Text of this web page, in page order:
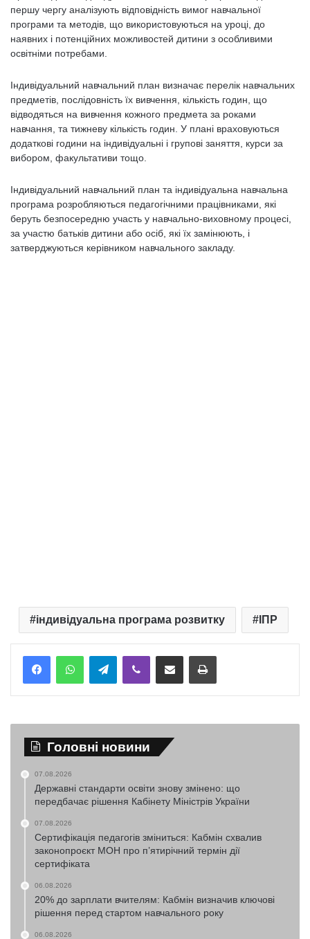
першу чергу аналізують відповідність вимог навчальної
програми та методів, що використовуються на уроці, до
наявних і потенційних можливостей дитини з особливими
освітніми потребами.
Індивідуальний навчальний план визначає перелік навчальних
предметів, послідовність їх вивчення, кількість годин, що
відводяться на вивчення кожного предмета за роками
навчання, та тижневу кількість годин. У плані враховуються
додаткові години на індивідуальні і групові заняття, курси за
вибором, факультативи тощо.
Індивідуальний навчальний план та індивідуальна навчальна
програма розробляються педагогічними працівниками, які
беруть безпосередню участь у навчально-виховному процесі,
за участю батьків дитини або осіб, які їх замінюють, і
затверджуються керівником навчального закладу.
індивідуальна програма розвитку ІПР
TelegramViber Надіслати електронною поштоюНадрукувати
Головні новини
07.08.2026
Державні стандарти освіти знову змінено: що
передбачає рішення Кабінету Міністрів України
07.08.2026
Сертифікація педагогів зміниться: Кабмін схвалив
законопроєкт МОН про п’ятирічний термін дії
сертифіката
06.08.2026
20% до зарплати вчителям: Кабмін визначив ключові
рішення перед стартом навчального року
06.08.2026